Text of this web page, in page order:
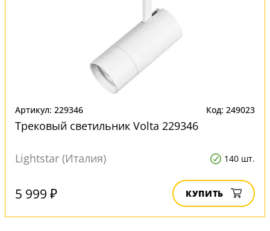
Артикул: 229346 Код: 249023
Трековый светильник Volta 229346
Lightstar (Италия) 140 шт.
5 999 ₽ КУПИТЬ